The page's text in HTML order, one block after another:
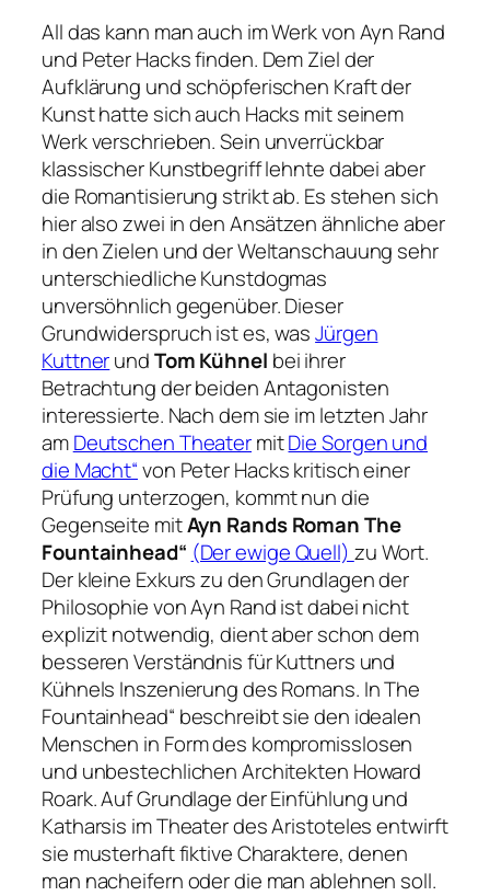
All das kann man auch im Werk von Ayn Rand
und Peter Hacks finden. Dem Ziel der
Aufklärung und schöpferischen Kraft der
Kunst hatte sich auch Hacks mit seinem
Werk verschrieben. Sein unverrückbar
klassischer Kunstbegriff lehnte dabei aber
die Romantisierung strikt ab. Es stehen sich
hier also zwei in den Ansätzen ähnliche aber
in den Zielen und der Weltanschauung sehr
unterschiedliche Kunstdogmas
unversöhnlich gegenüber. Dieser
Grundwiderspruch ist es, wasJürgen
KuttnerundTom Kühnel bei ihrer
Betrachtung der beiden Antagonisten
interessierte. Nach dem sie im letzten Jahr
amDeutschen TheatermitDie Sorgen und
die Macht“von Peter Hacks kritisch einer
Prüfung unterzogen, kommt nun die
Gegenseite mitAyn Rands Roman The
Fountainhead“ (Der ewige Quell) zu Wort.
Der kleine Exkurs zu den Grundlagen der
Philosophie von Ayn Rand ist dabei nicht
explizit notwendig, dient aber schon dem
besseren Verständnis für Kuttners und
Kühnels Inszenierung des Romans. In The
Fountainhead“ beschreibt sie den idealen
Menschen in Form des kompromisslosen
und unbestechlichen Architekten Howard
Roark. Auf Grundlage der Einfühlung und
Katharsis im Theater des Aristoteles entwirft
sie musterhaft fiktive Charaktere, denen
man nacheifern oder die man ablehnen soll.